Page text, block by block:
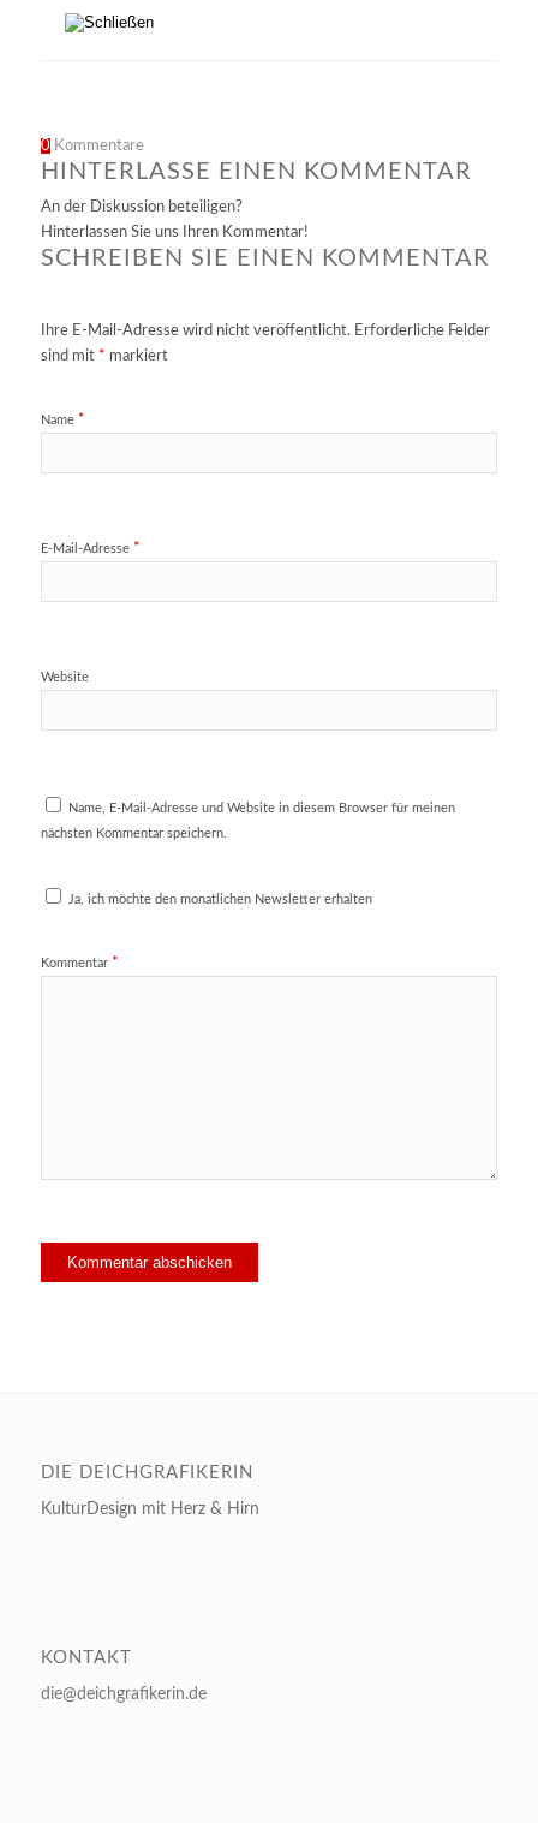
0 Kommentare
HINTERLASSE EINEN KOMMENTAR
An der Diskussion beteiligen?
Hinterlassen Sie uns Ihren Kommentar!
SCHREIBEN SIE EINEN KOMMENTAR
Ihre E-Mail-Adresse wird nicht veröffentlicht. Erforderliche Felder
sind mit * markiert
Name *
E-Mail-Adresse *
Website
Name, E-Mail-Adresse und Website in diesem Browser für meinen
nächsten Kommentar speichern.
Ja, ich möchte den monatlichen Newsletter erhalten
Kommentar *
DIE DEICHGRAFIKERIN
KulturDesign mit Herz & Hirn
KONTAKT
die@deichgrafikerin.de